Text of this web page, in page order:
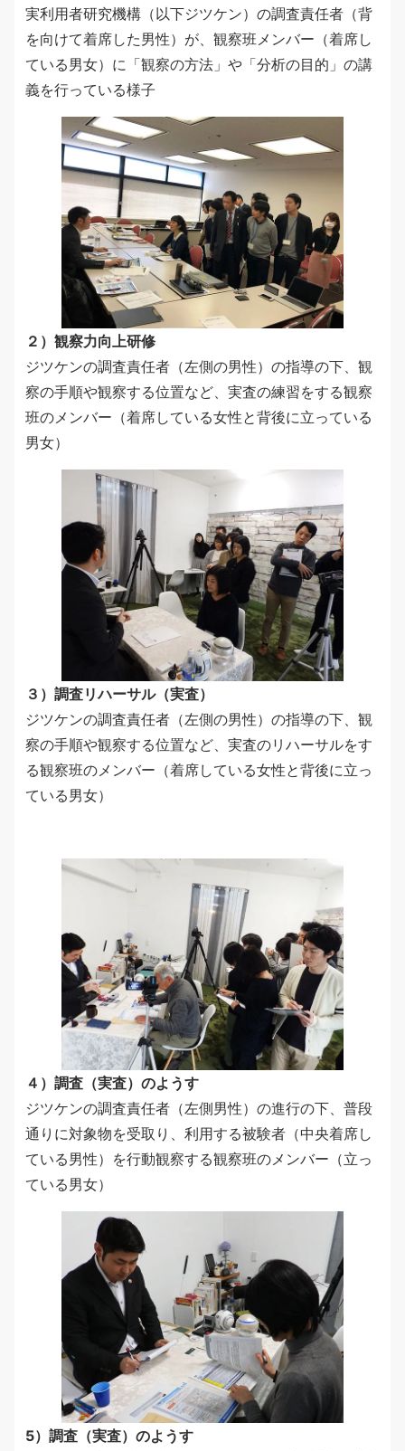
実利用者研究機構（以下ジツケン）の調査責任者（背
を向けて着席した男性）が、観察班メンバー（着席し
ている男女）に「観察の方法」や「分析の目的」の講
義を行っている様子
２）観察力向上研修
ジツケンの調査責任者（左側の男性）の指導の下、観
察の手順や観察する位置など、実査の練習をする観察
班のメンバー（着席している女性と背後に立っている
男女）
３）調査リハーサル（実査）
ジツケンの調査責任者（左側の男性）の指導の下、観
察の手順や観察する位置など、実査のリハーサルをす
る観察班のメンバー（着席している女性と背後に立っ
ている男女）
４）調査（実査）のようす
ジツケンの調査責任者（左側男性）の進行の下、普段
通りに対象物を受取り、利用する被験者（中央着席し
ている男性）を行動観察する観察班のメンバー（立っ
ている男女）
5）調査（実査）のようす